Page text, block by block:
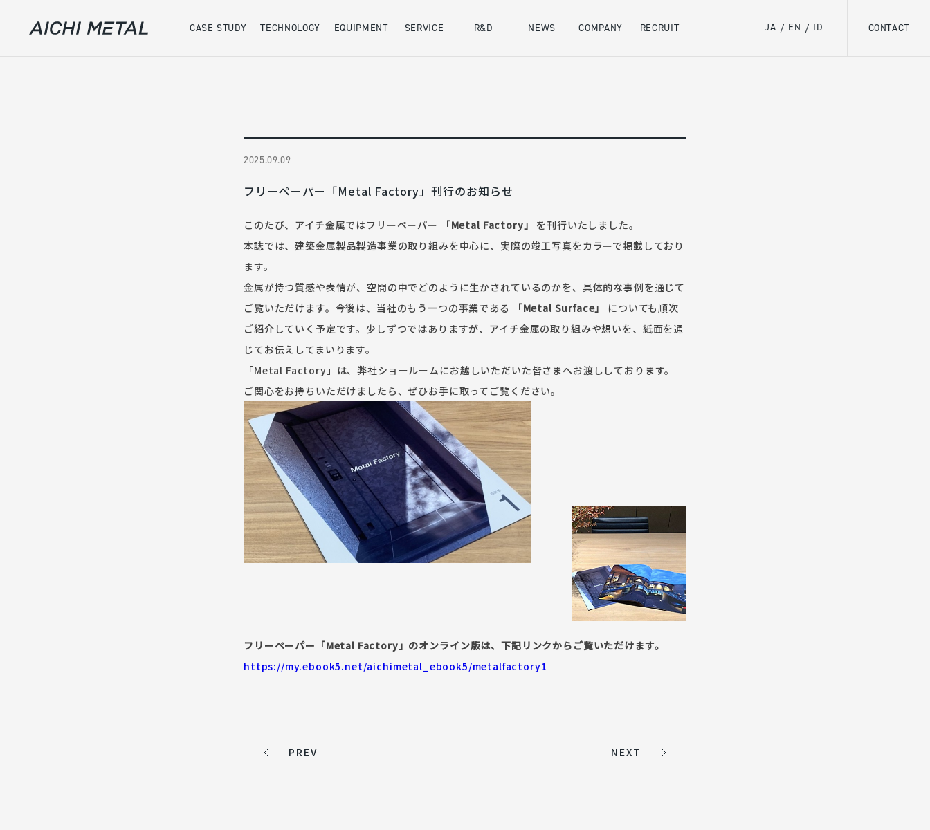
CASE STUDY TECHNOLOGY EQUIPMENT SERVICE R&D NEWS COMPANY RECRUIT JA / EN / ID CONTACT
2025.09.09
フリーペーパー「Metal Factory」刊行のお知らせ
このたび、アイチ金属ではフリーペーパー 「Metal Factory」
を刊行いたしました。
本誌では、建築金属製品製造事業の取り組みを中心に、実際の竣工写真をカラーで掲載しており
ます。
金属が持つ質感や表情が、空間の中でどのように生かされているのかを、具体的な事例を通じて
ご覧いただけます。今後は、当社のもう一つの事業である
「Metal Surface」
についても順次
ご紹介していく予定です。少しずつではありますが、アイチ金属の取り組みや想いを、紙面を通
じてお伝えしてまいります。
「Metal Factory」は、弊社ショールームにお越しいただいた皆さまへお渡ししております。
ご関心をお持ちいただけましたら、ぜひお手に取ってご覧ください。
フリーペーパー「Metal Factory」のオンライン版は、下記リンクからご覧いただけます。
https://my.ebook5.net/aichimetal_ebook5/metalfactory1
PREV NEXT